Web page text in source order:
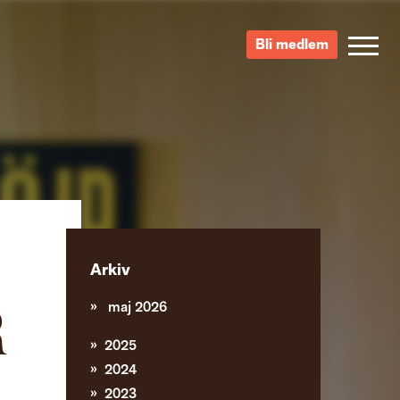
Bli medlem
Arkiv
maj 2026
2025
2024
2023